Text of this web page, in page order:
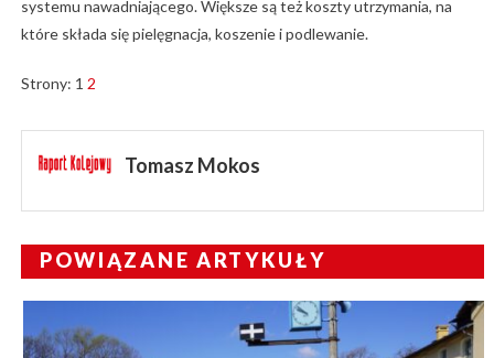
systemu nawadniającego. Większe są też koszty utrzymania, na
które składa się pielęgnacja, koszenie i podlewanie.
Strony: 1 2
Tomasz Mokos
POWIĄZANE ARTYKUŁY